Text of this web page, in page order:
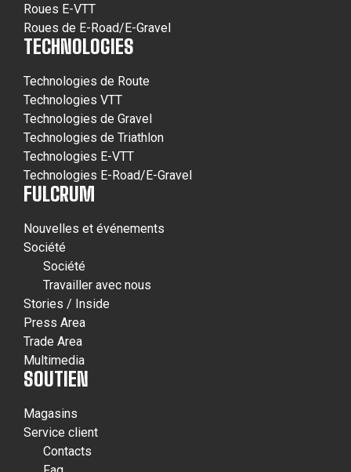
Roues E-VTT
Roues de E-Road/E-Gravel
TECHNOLOGIES
Technologies de Route
Technologies VTT
Technologies de Gravel
Technologies de Triathlon
Technologies E-VTT
Technologies E-Road/E-Gravel
FULCRUM
Nouvelles et événements
Société
Société
Travailler avec nous
Stories / Inside
Press Area
Trade Area
Multimedia
SOUTIEN
Magasins
Service client
Contacts